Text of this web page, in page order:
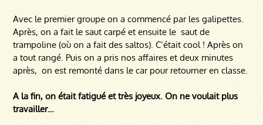
Avec le premier groupe on a commencé par les galipettes.
Après, on a fait le saut carpé et ensuite le saut de
trampoline (où on a fait des saltos). C’était cool ! Après on
a tout rangé. Puis on a pris nos affaires et deux minutes
après, on est remonté dans le car pour retourner en classe.
A la fin, on était fatigué et très joyeux. On ne voulait plus
travailler…